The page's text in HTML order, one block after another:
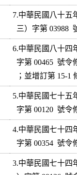
7.中華民國八十五
6.中華民國八十四
5.中華民國七十五
4.中華民國七十四
3.中華民國七十四